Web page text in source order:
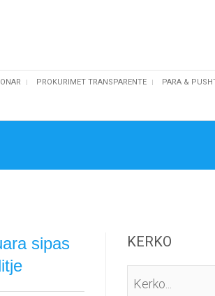
PROKURIMET TRANSPARENTE PARA &
sipas
KERKO